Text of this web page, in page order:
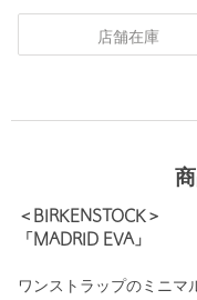
店舗在庫
＜BIRKENSTOCK＞
「MADRID EVA」
ワンストラップのミニマ